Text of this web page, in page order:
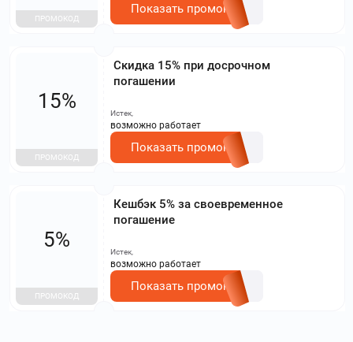
ПРОМОКОД
Показать промокод
Скидка 15% при досрочном
погашении
15%
ПРОМОКОД
Истек,
возможно работает
Показать промокод
Кешбэк 5% за своевременное
погашение
5%
ПРОМОКОД
Истек,
возможно работает
Показать промокод